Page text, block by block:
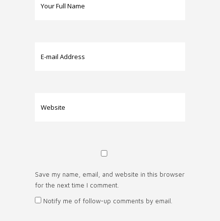
Save my name, email, and website in this browser
for the next time I comment.
Notify me of follow-up comments by email.